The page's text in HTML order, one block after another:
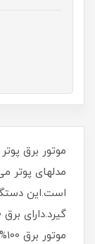
است.این